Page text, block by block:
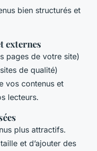
bien structurés et
externes
pages de votre site)
de qualité)
vos contenus et
lecteurs.
plus attractifs.
et d’ajouter des